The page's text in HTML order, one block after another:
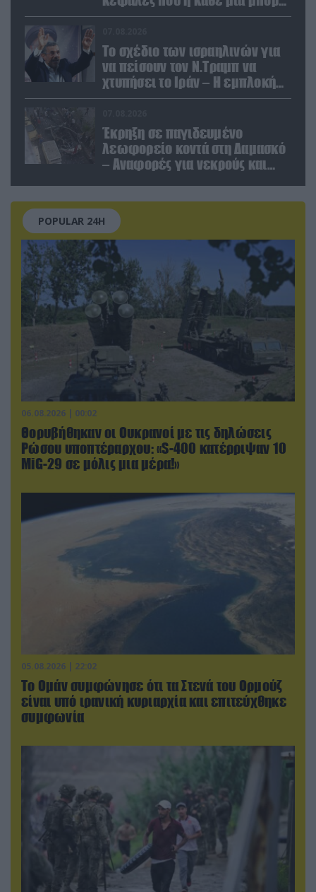
να καταστρέψει «μία
Το σχέδιο των ισραηλινών για
να πείσουν τον Ν.Τραμπ να
χτυπήσει το Ιράν – Η εμπλοκή
του Μ.Αχμαντινετζάντ
Έκρηξη σε παγιδευμένο
λεωφορείο κοντά στη Δαμασκό
– Αναφορές για νεκρούς και
POPULAR 24H
06.08.2026 | 00:02
Θορυβήθηκαν οι Ουκρανοί με τις δηλώσεις
Ρώσου υποπτέραρχου: «S-400 κατέρριψαν 10
MiG-29 σε μόλις μια μέρα!»
05.08.2026 | 22:02
Το Ομάν συμφώνησε ότι τα Στενά του Ορμούζ
είναι υπό ιρανική κυριαρχία και επιτεύχθηκε
συμφωνία